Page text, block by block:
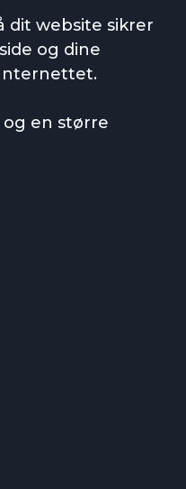
dit website sikrer
og dine
en større